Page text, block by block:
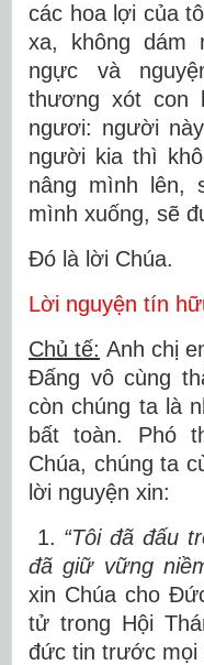
các hoa lợi của
xa, không dám
ngực và
thương xót con
ngươi: người
người kia thì
nâng mình lên,
mình xuống, sẽ
Ðó là lời Chúa.
Lời nguyện tín
Chủ tế: Anh chị
Đấng vô cùng
còn chúng ta là
bất toàn. Phó
Chúa, chúng ta
lời nguyện xin:
1. “Tôi đã đấu
đã giữ vững
xin Chúa cho
tử trong Hội
đức tin trước mọi